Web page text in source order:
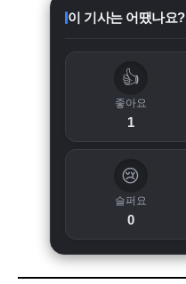
이 기사는 어땠나요?
👍
좋아요
1
😢
슬퍼요
0